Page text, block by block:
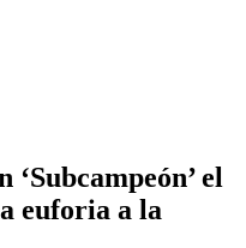
el
euforia a la